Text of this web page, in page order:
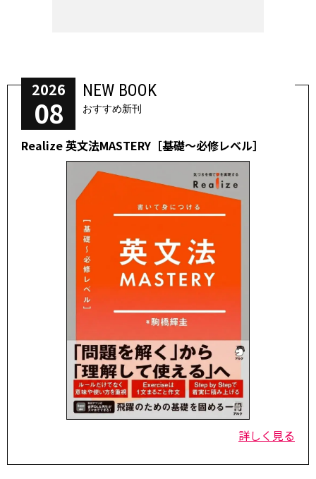
2026
08
NEW BOOK
おすすめ新刊
Realize 英文法MASTERY［基礎～必修レベル］
詳しく見る